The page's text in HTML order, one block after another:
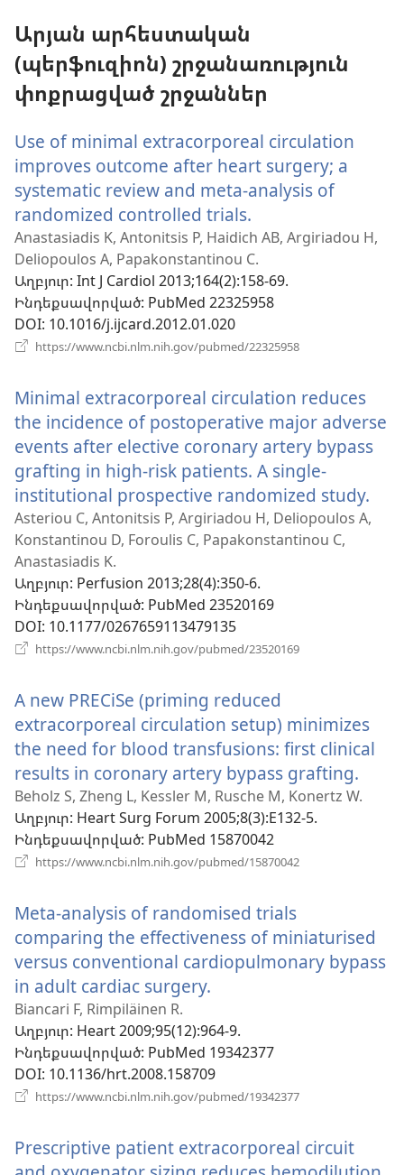
Արյան արհեստական
(պերֆուզիոն) շրջանառություն
փոքրացված շրջաններ
Use of minimal extracorporeal circulation
improves outcome after heart surgery; a
systematic review and meta-analysis of
randomized controlled trials.
է
նոր
պատուհան)
Anastasiadis K, Antonitsis P, Haidich AB, Argiriadou H,
Deliopoulos A, Papakonstantinou C.
Աղբյուր‎: Int J Cardiol 2013;164(2):158-69.
Ինդեքսավորված‎: PubMed 22325958
DOI‎: 10.1016/j.ijcard.2012.01.020
https://www.ncbi.nlm.nih.gov/pubmed/22325958
պատուհան)
Minimal extracorporeal circulation reduces
the incidence of postoperative major adverse
events after elective coronary artery bypass
grafting in high-risk patients. A single-
institutional prospective randomized study.
է
Asteriou C, Antonitsis P, Argiriadou H, Deliopoulos A,
Konstantinou D, Foroulis C, Papakonstantinou C,
Anastasiadis K.
Աղբյուր‎: Perfusion 2013;28(4):350-6.
Ինդեքսավորված‎: PubMed 23520169
DOI‎: 10.1177/0267659113479135
https://www.ncbi.nlm.nih.gov/pubmed/23520169
A new PRECiSe (priming reduced
extracorporeal circulation setup) minimizes
the need for blood transfusions: first clinical
results in coronary artery bypass grafting.
է
Beholz S, Zheng L, Kessler M, Rusche M, Konertz W.
Աղբյուր‎: Heart Surg Forum 2005;8(3):E132-5.
Ինդեքսավորված‎: PubMed 15870042
https://www.ncbi.nlm.nih.gov/pubmed/15870042
Meta-analysis of randomised trials
comparing the effectiveness of miniaturised
versus conventional cardiopulmonary bypass
in adult cardiac surgery.
նոր
պատուհան)
Biancari F, Rimpiläinen R.
Աղբյուր‎: Heart 2009;95(12):964-9.
Ինդեքսավորված‎: PubMed 19342377
DOI‎: 10.1136/hrt.2008.158709
https://www.ncbi.nlm.nih.gov/pubmed/19342377
պատուհան)
Prescriptive patient extracorporeal circuit